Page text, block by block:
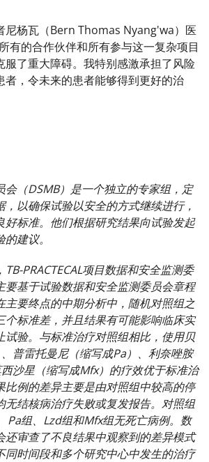
尼杨瓦（Bern Thomas Nyang'wa）医
有的合作伙伴和所有参与这一复杂项目
服了重大障碍。我特别感激承担了风险
者，令未来的患者能够得到更好的治
会（DSMB）是一个独立的专家组，定
以确保试验以安全的方式继续进行，
好标准。他们根据研究结果向试验发起
建议。
PRACTECAL项目数据和安全监测委
要基于试验数据和安全监测委员会章程
主要终点的中期分析中，随机对照组之
个标准差，并且结果有可能影响临床实
试验。与标准治疗对照组相比，使用贝
普雷托曼尼（缩写成Pa）、利奈唑胺
西沙星（缩写成Mfx）的疗效优于标准治
比例的差异主要是由对照组中较高的停
无结核病治疗失败或复发报告。对照组
Pa组、Lzd组和Mfx组无死亡病例。数
还审查了不良结果中观察到的差异模式
同时间段和多个研究中心中发生的治疗